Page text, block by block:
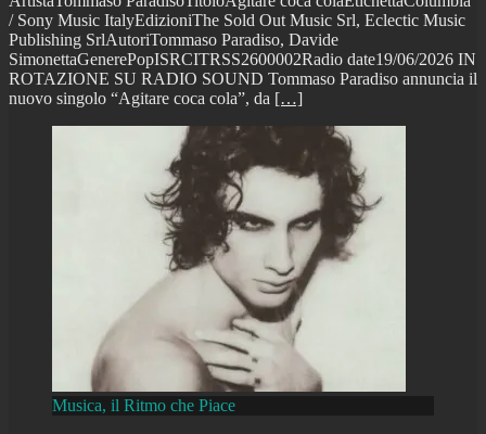
/ Sony Music ItalyEdizioniThe Sold Out Music Srl, Eclectic Music
Publishing SrlAutoriTommaso Paradiso, Davide
SimonettaGenerePopISRCITRSS2600002Radio date19/06/2026 IN
ROTAZIONE SU RADIO SOUND Tommaso Paradiso annuncia il
nuovo singolo “Agitare coca cola”, da […]
Musica, il Ritmo che Piace